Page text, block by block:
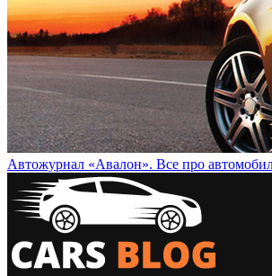
Автожурнал «Авалон». Все про